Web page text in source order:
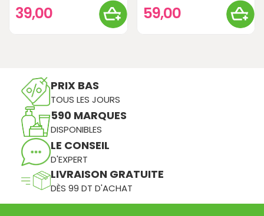
39,00 59,00
PRIX BAS
TOUS LES JOURS
590 MARQUES
DISPONIBLES
LE CONSEIL
D'EXPERT
LIVRAISON GRATUITE
DÈS 99 DT D'ACHAT